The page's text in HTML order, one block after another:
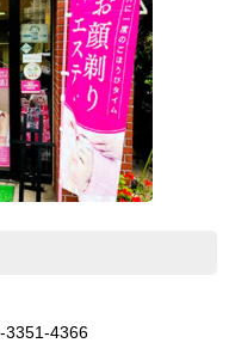
3351-4366